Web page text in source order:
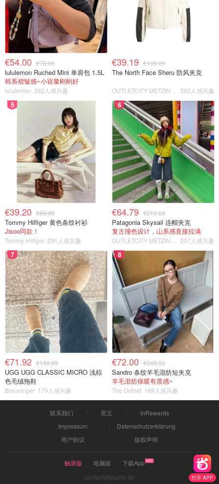
打开 APP
€54.00 €78.00
lululemon Ruched Mini 单肩包 1.5L
韩系褶皱感~小容量刚刚好
lululemon 382人感兴趣
€39.19 €100.00
The North Face Sheru 防风夹克
382人感兴趣
5
€39.20 €99.90
Tommy Hilfiger 黄色条纹衬衫
Jisoo同款！
Tommy Hilfiger 291人感兴趣
6
€64.79 €210.00
Patagonia Skysail 连帽夹克
复古撞色设计，山系感直接拉满
207人感兴趣
7
€71.92 €159.99
UGG UGG CLASSIC MICRO 浅棕
色毛绒拖鞋
Breuninger 179人感兴趣
8
€72.00 €345.00
Sandro 条纹羊毛混纺短夹克
羊毛混纺保暖有质感~
The Outnet 169人感兴趣
联系我们 黑五
InRewards
Impressum
Datenschutzerklärung
用户协议
版权声明
触屏版 电脑版
下载App
contact@dazhe.de